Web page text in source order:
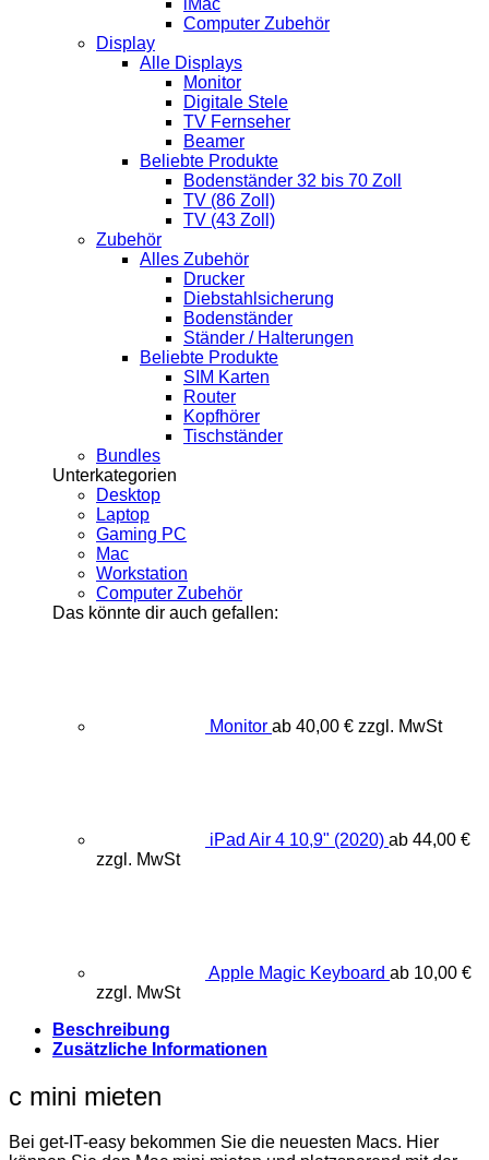
iMac
Computer Zubehör
Display
Alle Displays
Monitor
Digitale Stele
TV Fernseher
Beamer
Beliebte Produkte
Bodenständer 32 bis 70 Zoll
TV (86 Zoll)
TV (43 Zoll)
Zubehör
Alles Zubehör
Drucker
Diebstahlsicherung
Bodenständer
Ständer / Halterungen
Beliebte Produkte
SIM Karten
Router
Kopfhörer
Tischständer
Bundles
Unterkategorien
Desktop
Laptop
Gaming PC
Mac
Workstation
Computer Zubehör
Das könnte dir auch gefallen:
Monitor ab 40,00 € zzgl. MwSt
iPad Air 4 10,9" (2020) ab 44,00 €
zzgl. MwSt
Apple Magic Keyboard ab 10,00 €
zzgl. MwSt
Beschreibung
Zusätzliche Informationen
c mini mieten
Bei get-IT-easy bekommen Sie die neuesten Macs. Hier